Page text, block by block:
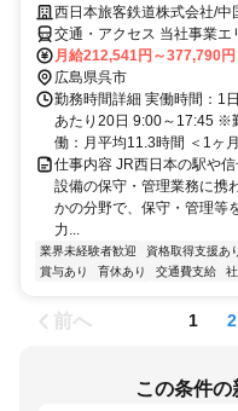
西日本旅客鉄道株式会社/中
交通・アクセス 当社事業
月給212,541円～377,790円
広島県呉市
勤務時間詳細 実働時間：1
あたり20日 9:00～17:45 ※
働：月平均11.3時間 ＜1ヶ
仕事内容 JR西日本の駅や
設備の保守・管理業務に携
かの分野で、保守・管理等
力...
業界未経験者歓迎 資格取得支援あ
賞与あり
育休あり 交通費支給
前へ 1 2
この条件